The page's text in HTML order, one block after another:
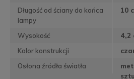
Długość od ściany do końca
lampy
10
Wysokość
4,2
Kolor konstrukcji
Osłona źródła światła